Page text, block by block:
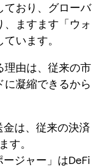
ており、グローバ
ますます「ウォ
います。
理由は、従来の市
凝縮できるから
は、従来の決済
す。
ージャー」はDeFi